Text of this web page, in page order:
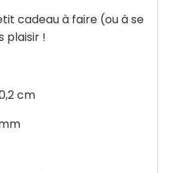
cadeau à faire (ou à se
plaisir !
cm